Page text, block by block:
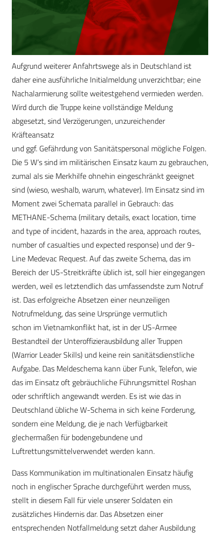
Aufgrund weiterer Anfahrtswege als in Deutschland ist
daher eine ausführliche Initialmeldung unverzichtbar; eine
Nachalarmierung sollte weitestgehend vermieden werden.
Wird durch die Truppe keine vollständige Meldung
abgesetzt, sind Verzögerungen, unzureichender
Kräfteansatz
und ggf. Gefährdung von Sanitätspersonal mögliche Folgen.
Die 5 W‘s sind im militärischen Einsatz kaum zu gebrauchen,
zumal als sie Merkhilfe ohnehin eingeschränkt geeignet
sind (wieso, weshalb, warum, whatever). Im Einsatz sind im
Moment zwei Schemata parallel in Gebrauch: das
METHANE-Schema (military details, exact location, time
and type of incident, hazards in the area, approach routes,
number of casualties und expected response) und der 9-
Line Medevac Request. Auf das zweite Schema, das im
Bereich der US-Streitkräfte üblich ist, soll hier eingegangen
werden, weil es letztendlich das umfassendste zum Notruf
ist. Das erfolgreiche Absetzen einer neunzeiligen
Notrufmeldung, das seine Ursprünge vermutlich
schon im Vietnamkonflikt hat, ist in der US-Armee
Bestandteil der Unteroffizierausbildung aller Truppen
(Warrior Leader Skills) und keine rein sanitätsdienstliche
Aufgabe. Das Meldeschema kann über Funk, Telefon, wie
das im Einsatz oft gebräuchliche Führungsmittel Roshan
oder schriftlich angewandt werden. Es ist wie das in
Deutschland übliche W-Schema in sich keine Forderung,
sondern eine Meldung, die je nach Verfügbarkeit
glechermaßen für bodengebundene und
Luftrettungsmittelverwendet werden kann.
Dass Kommunikation im multinationalen Einsatz häufig
noch in englischer Sprache durchgeführt werden muss,
stellt in diesem Fall für viele unserer Soldaten ein
zusätzliches Hindernis dar. Das Absetzen einer
entsprechenden Notfallmeldung setzt daher Ausbildung